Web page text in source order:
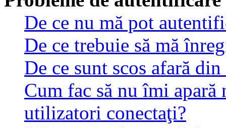
De ce nu mă pot
De ce trebuie să mă
De ce sunt scos afară
Cum fac să nu îmi
utilizatori conectaţi?